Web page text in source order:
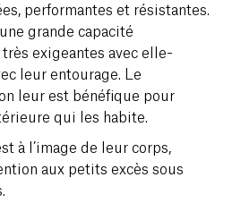
performantes et résistantes.
grande capacité
exigeantes avec elle-
leur entourage. Le
leur est bénéfique pour
qui les habite.
à l’image de leur corps,
aux petits excès sous